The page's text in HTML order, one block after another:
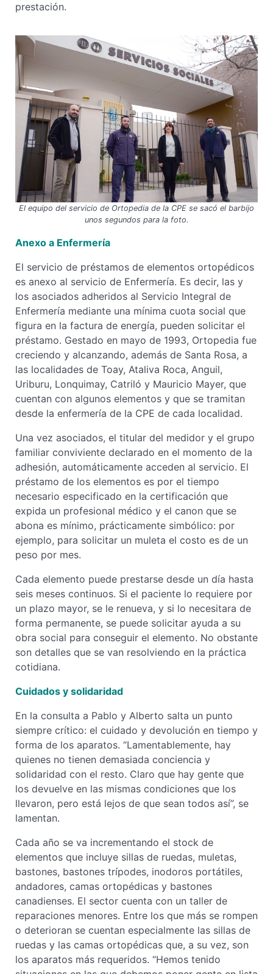
prestación.
El equipo del servicio de Ortopedia de la CPE se sacó el barbijo
unos segundos para la foto.
Anexo a Enfermería
El servicio de préstamos de elementos ortopédicos
es anexo al servicio de Enfermería. Es decir, las y
los asociados adheridos al Servicio Integral de
Enfermería mediante una mínima cuota social que
figura en la factura de energía, pueden solicitar el
préstamo. Gestado en mayo de 1993, Ortopedia fue
creciendo y alcanzando, además de Santa Rosa, a
las localidades de Toay, Ataliva Roca, Anguil,
Uriburu, Lonquimay, Catriló y Mauricio Mayer, que
cuentan con algunos elementos y que se tramitan
desde la enfermería de la CPE de cada localidad.
Una vez asociados, el titular del medidor y el grupo
familiar conviviente declarado en el momento de la
adhesión, automáticamente acceden al servicio. El
préstamo de los elementos es por el tiempo
necesario especificado en la certificación que
expida un profesional médico y el canon que se
abona es mínimo, prácticamente simbólico: por
ejemplo, para solicitar un muleta el costo es de un
peso por mes.
Cada elemento puede prestarse desde un día hasta
seis meses continuos. Si el paciente lo requiere por
un plazo mayor, se le renueva, y si lo necesitara de
forma permanente, se puede solicitar ayuda a su
obra social para conseguir el elemento. No obstante
son detalles que se van resolviendo en la práctica
cotidiana.
Cuidados y solidaridad
En la consulta a Pablo y Alberto salta un punto
siempre crítico: el cuidado y devolución en tiempo y
forma de los aparatos. “Lamentablemente, hay
quienes no tienen demasiada conciencia y
solidaridad con el resto. Claro que hay gente que
los devuelve en las mismas condiciones que los
llevaron, pero está lejos de que sean todos así”, se
lamentan.
Cada año se va incrementando el stock de
elementos que incluye sillas de ruedas, muletas,
bastones, bastones trípodes, inodoros portátiles,
andadores, camas ortopédicas y bastones
canadienses. El sector cuenta con un taller de
reparaciones menores. Entre los que más se rompen
o deterioran se cuentan especialmente las sillas de
ruedas y las camas ortopédicas que, a su vez, son
los aparatos más requeridos. “Hemos tenido